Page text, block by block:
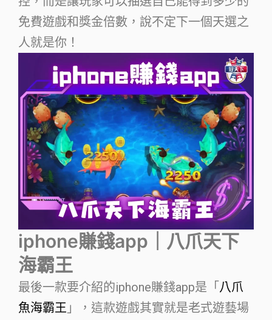
免費遊戲和獎金倍數，說不定下一個天選之
人就是你！
iphone賺錢app｜八爪天下
海霸王
最後一款要介紹的iphone賺錢app是「 八爪
魚海霸王 」，這款遊戲其實就是老式遊藝場